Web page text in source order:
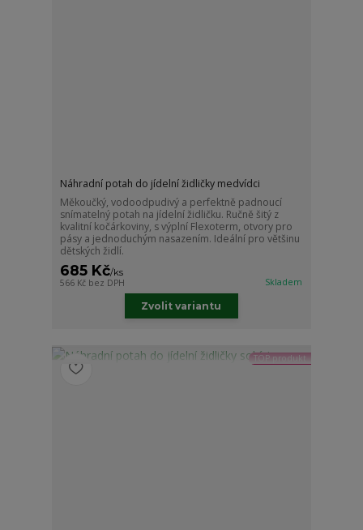
Náhradní potah do jídelní židličky medvídci
Měkoučký, vodoodpudivý a perfektně padnoucí
snímatelný potah na jídelní židličku. Ručně šitý z
kvalitní kočárkoviny, s výplní Flexoterm, otvory pro
pásy a jednoduchým nasazením. Ideální pro většinu
dětských židlí.
685 Kč/ks
566 Kč bez DPH Skladem
Zvolit variantu
TOP produkt